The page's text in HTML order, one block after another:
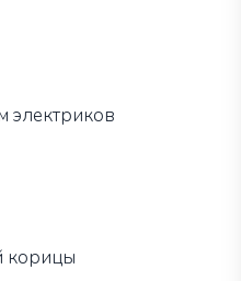
электриков
корицы